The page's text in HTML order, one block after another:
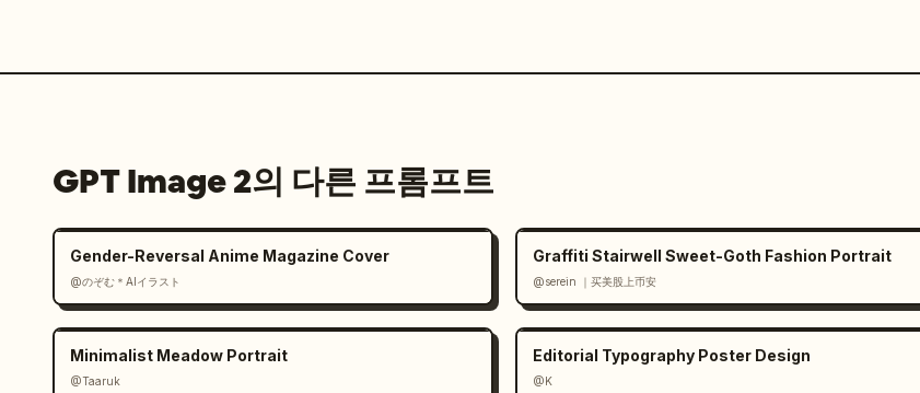
제목과 하트 모티프에는 빨간 주황색 을 사용하고, 전체적인 분위기는 쾌활하고 모험적인 느낌으
GPT Image 2의 다른 프롬프트
Gender-Reversal Anime Magazine Cover
@のぞむ＊AIイラスト
Graffiti Stairwell Sweet-Goth Fashion Portrait
@serein ｜买美股上币安
Minimalist Meadow Portrait
@Taaruk
Editorial Typography Poster Design
@K